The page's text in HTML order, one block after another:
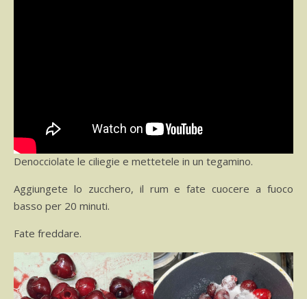
Denocciolate le ciliegie e mettetele in un tegamino.
Aggiungete lo zucchero, il rum e fate cuocere a fuoco
basso per 20 minuti.
Fate freddare.